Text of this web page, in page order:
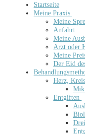
Startseite
Meine Praxis
Meine
Anfahrt
Meine
Arzt oder
Meine
Der Eid
Herz,
Entgiften